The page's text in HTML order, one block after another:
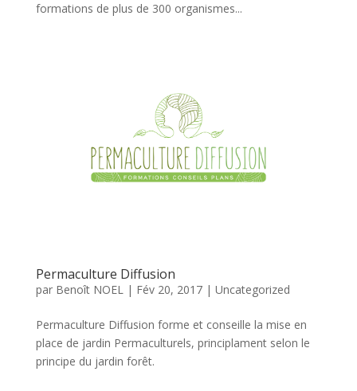
formations de plus de 300 organismes...
Permaculture Diffusion
par Benoît NOEL| Fév 20, 2017| Uncategorized
Permaculture Diffusion forme et conseille la mise en
place de jardin Permaculturels, principlament selon le
principe du jardin forêt.